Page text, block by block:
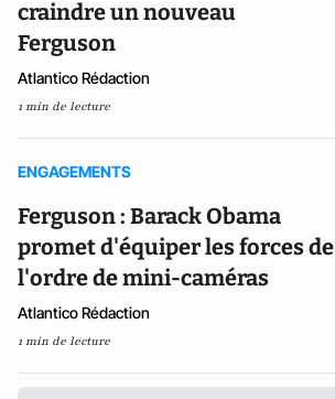
craindre un nouveau
Ferguson
Atlantico Rédaction
1 min de lecture
ENGAGEMENTS
Ferguson : Barack Obama
promet d'équiper les forces de
l'ordre de mini-caméras
Atlantico Rédaction
1 min de lecture